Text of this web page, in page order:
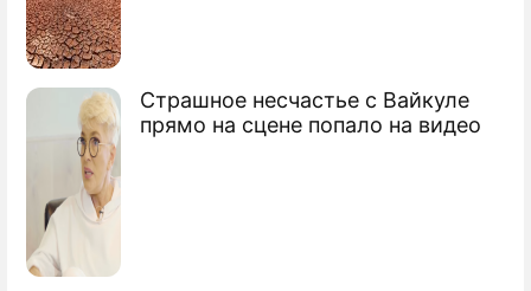
Страшное несчастье с Вайкуле
прямо на сцене попало на видео